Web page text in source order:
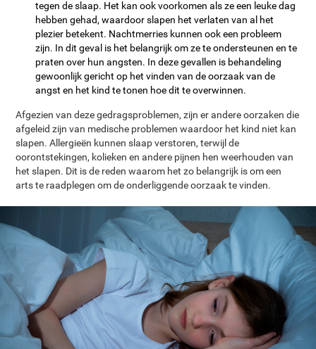
tegen de slaap. Het kan ook voorkomen als ze een leuke dag
hebben gehad, waardoor slapen het verlaten van al het
plezier betekent. Nachtmerries kunnen ook een probleem
zijn. In dit geval is het belangrijk om ze te ondersteunen en te
praten over hun angsten. In deze gevallen is behandeling
gewoonlijk gericht op het vinden van de oorzaak van de
angst en het kind te tonen hoe dit te overwinnen.
Afgezien van deze gedragsproblemen, zijn er andere oorzaken die
afgeleid zijn van medische problemen waardoor het kind niet kan
slapen. Allergieën kunnen slaap verstoren, terwijl de
oorontstekingen, kolieken en andere pijnen hen weerhouden van
het slapen. Dit is de reden waarom het zo belangrijk is om een
arts te raadplegen om de onderliggende oorzaak te vinden.